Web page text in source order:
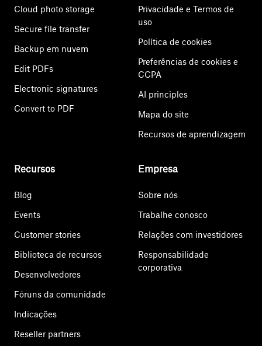
Cloud photo storage
Secure file transfer
Backup em nuvem
Edit PDFs
Electronic signatures
Convert to PDF
Privacidade e Termos de
uso
Política de cookies
Preferências de cookies e
CCPA
AI principles
Mapa do site
Recursos de aprendizagem
Recursos
Blog
Events
Customer stories
Biblioteca de recursos
Desenvolvedores
Fóruns da comunidade
Indicações
Reseller partners
Empresa
Sobre nós
Trabalhe conosco
Relações com investidores
Responsabilidade
corporativa